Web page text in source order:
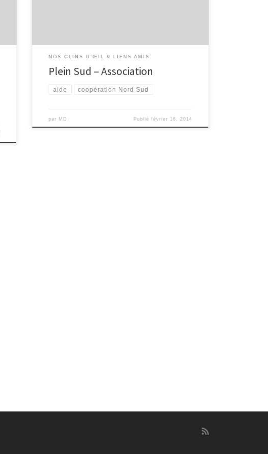
NOS CLINS D’ŒIL & LIENS AMIS
Plein Sud – Association
aide coopération Nord Sud
par MD Publié février 18, 2014